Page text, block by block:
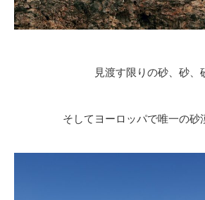
見渡す限りの砂、砂、
そしてヨーロッパで唯一の砂